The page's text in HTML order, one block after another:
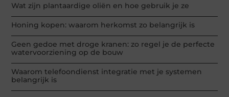
Wat zijn plantaardige oliën en hoe gebruik je ze
Honing kopen: waarom herkomst zo belangrijk is
Geen gedoe met droge kranen: zo regel je de perfecte
watervoorziening op de bouw
Waarom telefoondienst integratie met je systemen
belangrijk is